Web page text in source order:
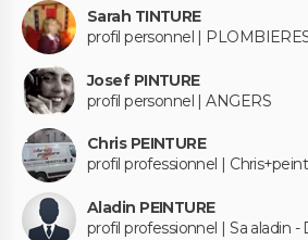
Sarah TINTURE
profil personnel |
Josef PINTURE
profil personnel | ANGERS
Chris PEINTURE
profil professionnel |
Aladin PEINTURE
profil professionnel | Sa aladin -